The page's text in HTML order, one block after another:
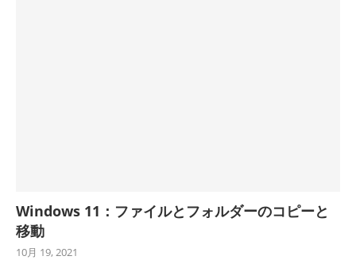
Windows 11：ファイルとフォルダーのコピーと
移動
10月 19, 2021